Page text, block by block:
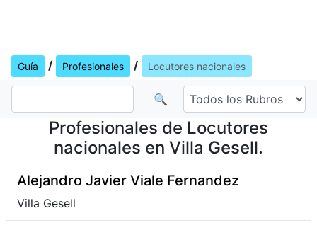
Guía / Profesionales / Locutores nacionales
🔍
Profesionales de Locutores
nacionales en Villa Gesell.
Alejandro Javier Viale Fernandez
Villa Gesell